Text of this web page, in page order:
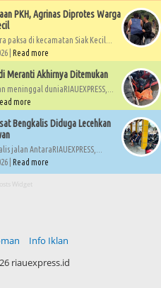
PKH, Agrinas Diprotes Warga
paksa di kecamatan Siak Kecil...
| Read more
Meranti Akhirnya Ditemukan
duniaRIAUEXPRESS,...
more
Bengkalis Diduga Lecehkan
jalan AntaraRIAUEXPRESS,...
| Read more
Widget
Info Iklan
riauexpress.id